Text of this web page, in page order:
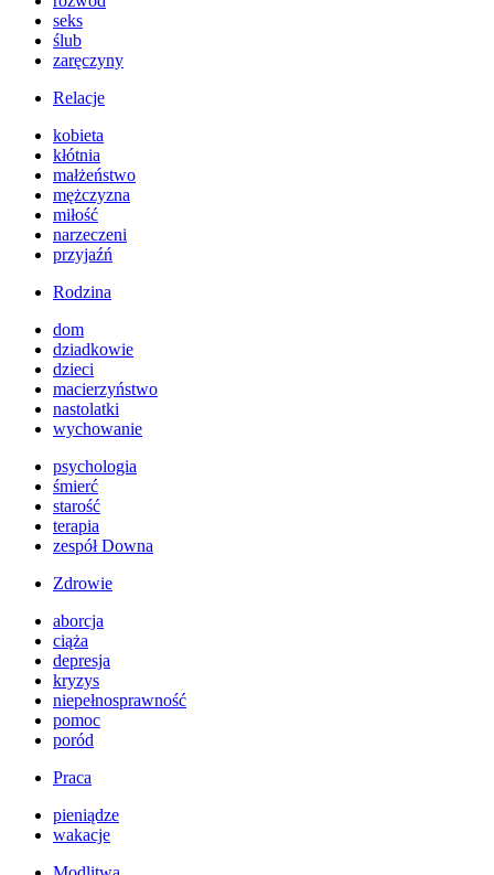
seks
ślub
zaręczyny
Relacje
kobieta
kłótnia
małżeństwo
mężczyzna
miłość
narzeczeni
przyjaźń
Rodzina
dom
dziadkowie
dzieci
macierzyństwo
nastolatki
wychowanie
psychologia
śmierć
starość
terapia
zespół Downa
Zdrowie
aborcja
ciąża
depresja
kryzys
niepełnosprawność
pomoc
poród
Praca
pieniądze
wakacje